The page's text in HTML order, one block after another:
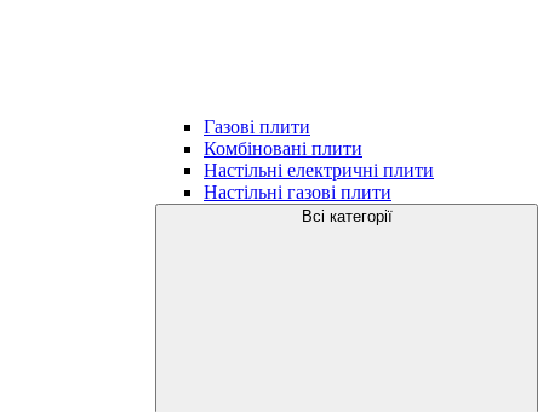
Газові плити
Комбіновані плити
Настільні електричні плити
Настільні газові плити
Всі категорії